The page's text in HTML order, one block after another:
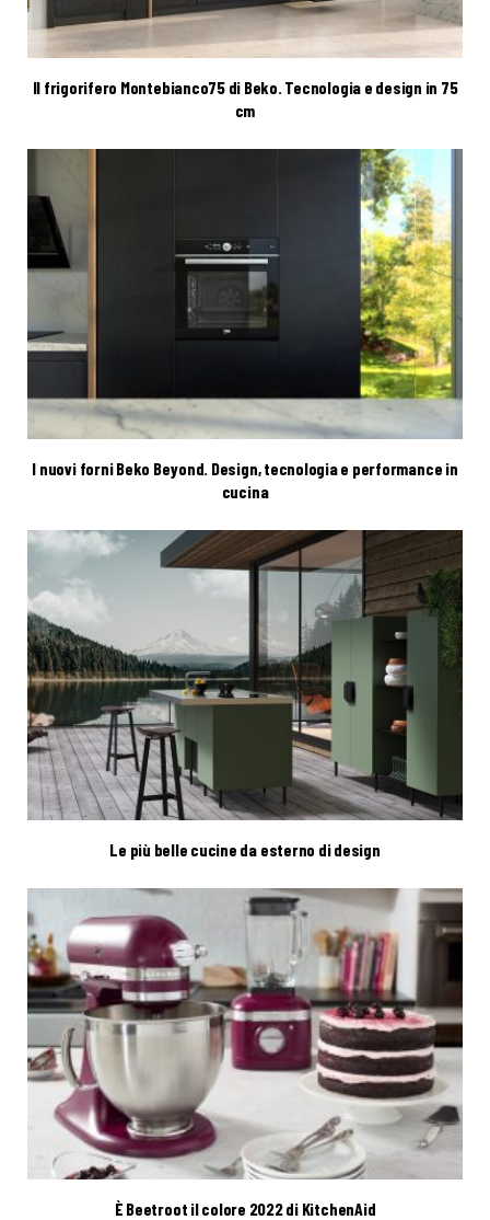
Il frigorifero Montebianco75 di Beko. Tecnologia e design in 75
cm
I nuovi forni Beko Beyond. Design, tecnologia e performance in
cucina
Le più belle cucine da esterno di design
È Beetroot il colore 2022 di KitchenAid